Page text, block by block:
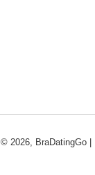
© 2026, BraDatingGo |